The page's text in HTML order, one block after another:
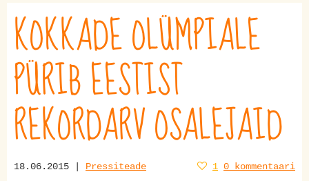
KOKKADE OLÜMPIALE
PÜRIB EESTIST
REKORDARV OSALEJAID
18.06.2015 | Pressiteade 1 0 kommentaari